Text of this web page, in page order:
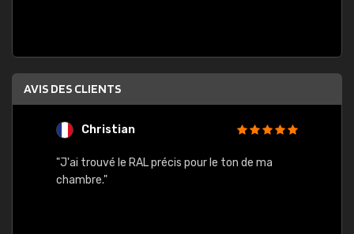
AVIS DES CLIENTS
Christian
"J'ai trouvé le RAL précis pour le ton de ma
chambre."